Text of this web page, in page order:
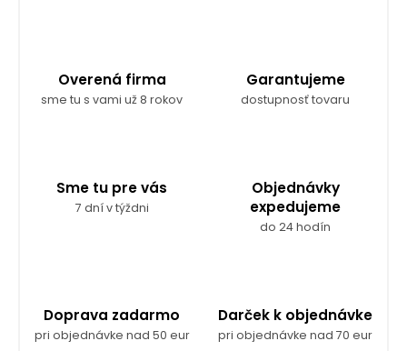
Overená firma
sme tu s vami už 8 rokov
Garantujeme
dostupnosť tovaru
Sme tu pre vás
7 dní v týždni
Objednávky
expedujeme
do 24 hodín
Doprava zadarmo
pri objednávke nad 50 eur
Darček k objednávke
pri objednávke nad 70 eur